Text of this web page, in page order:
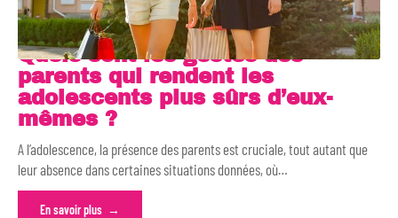
Quels sont les gestes des
parents qui rendent les
adolescents plus sûrs d’eux-
mêmes ?
A l’adolescence, la présence des parents est cruciale, tout autant que
leur absence dans certaines situations données, où…
En savoir plus